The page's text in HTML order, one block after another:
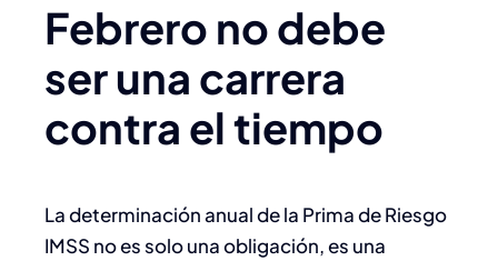
Febrero no debe
ser una carrera
contra el tiempo
La determinación anual de la Prima de Riesgo
IMSS no es solo una obligación, es una